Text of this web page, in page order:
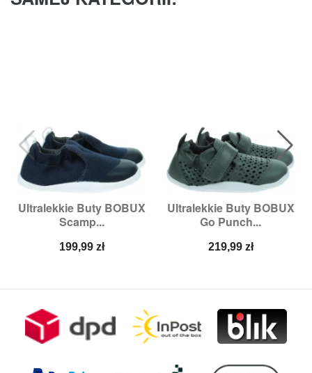
Ultralekkie Buty BOBUX
Scamp...
Cena
199,99 zł
Ultralekkie Buty BOBUX
Go Punch...
Cena
219,99 zł